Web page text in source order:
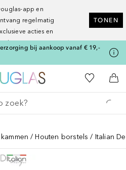
app en
regelmatig
acties en
TONEN
bij aankoop vanaf € 19,-
Naar Douglas Home
Naar Mijn
Houten borstels Italian